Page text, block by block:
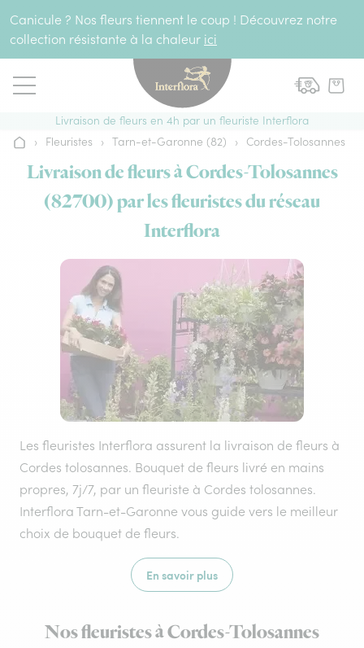
Canicule ? Nos fleurs tiennent le coup ! Découvrez notre
collection résistante à la chaleur ici
Livraison de fleurs en 4h par un fleuriste Interflora
Accueil
› Fleuristes › Tarn-et-Garonne (82) › Cordes-Tolosannes
Livraison de fleurs à Cordes-Tolosannes
(82700) par les fleuristes du réseau
Interflora
Les fleuristes Interflora assurent la livraison de fleurs à
Cordes tolosannes. Bouquet de fleurs livré en mains
propres, 7j/7, par un fleuriste à Cordes tolosannes.
Interflora Tarn-et-Garonne vous guide vers le meilleur
choix de bouquet de fleurs.
En savoir plus
Nos fleuristes à Cordes-Tolosannes